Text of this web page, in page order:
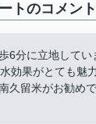
トのコメン
6分に立地して
効果がとても
久留米がお勧